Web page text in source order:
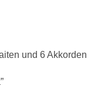
und 6 Akkorden